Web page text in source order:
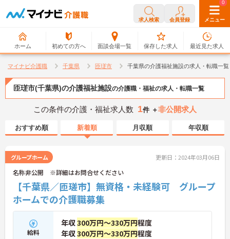
求人検索 会員登録 メニュー
ホーム 初めての方へ 面談会場一覧
0
保存した求人
0
最近見た求人
マイナビ介護職 千葉県 匝瑳市 千葉県の介護福祉施設の求人・転職一覧
匝瑳市(千葉県)の介護福祉施設の介護職・福祉の求人・転職一覧
この条件の介護・福祉求人数 1件 ＋非公開求人
おすすめ順 新着順 月収順 年収順
グループホーム 更新日：2024年03月06日
名称非公開 ※詳細はお問合せください
【千葉県／匝瑳市】無資格・未経験可 グループ
ホームでの介護職募集
給料
年収300万円～330万円程度
年収300万円～330万円程度